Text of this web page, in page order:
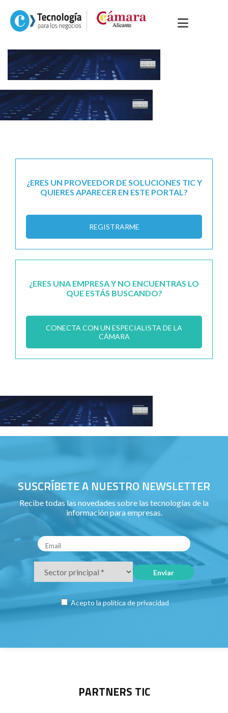
¿ERES UN PROVEEDOR DE SOLUCIONES TIC Y
QUIERES APARECER EN ESTE PORTAL?
REGISTRARME
¿ERES UNA EMPRESA Y NO ENCUENTRAS LO
QUE ESTÁS BUSCANDO?
CONECTA CON UN ESPECIALISTA DE LA
CÁMARA
SUSCRÍBETE A NUESTRO NEWSLETTER
Recibe todas las novedades sobre las tecnologías de la
información para empresas.
Acepto la política de privacidad
PARTNERS TIC